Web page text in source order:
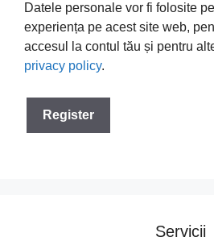
Datele personale vor fi folosite
experiența pe acest site web,
accesul la contul tău și pentru
privacy policy.
Register
Servicii